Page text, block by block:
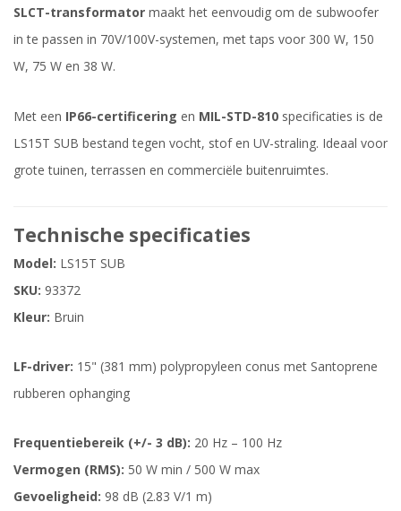
SLCT-transformator maakt het eenvoudig om de subwoofer
in te passen in 70V/100V-systemen, met taps voor 300 W, 150
W, 75 W en 38 W.
Met een IP66-certificering en MIL-STD-810 specificaties is de
LS15T SUB bestand tegen vocht, stof en UV-straling. Ideaal voor
grote tuinen, terrassen en commerciële buitenruimtes.
Technische specificaties
Model: LS15T SUB
SKU: 93372
Kleur: Bruin
LF-driver: 15" (381 mm) polypropyleen conus met Santoprene
rubberen ophanging
Frequentiebereik (+/- 3 dB): 20 Hz – 100 Hz
Vermogen (RMS): 50 W min / 500 W max
Gevoeligheid: 98 dB (2.83 V/1 m)